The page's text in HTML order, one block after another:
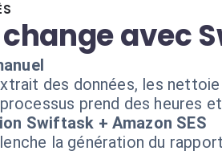
avec
des données, les
prend des heures
Swiftask + Amazon SES
la génération du